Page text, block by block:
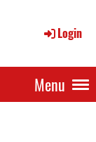
Login
Menu